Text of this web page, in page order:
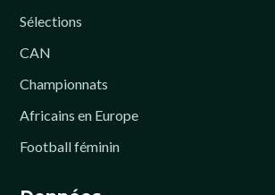
Sélections
CAN
Championnats
Africains en Europe
Football féminin